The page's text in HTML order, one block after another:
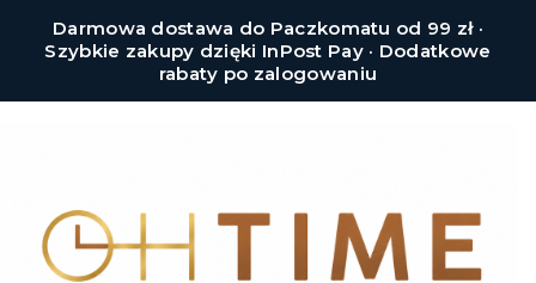
Darmowa dostawa do Paczkomatu od 99 zł ·
Szybkie zakupy dzięki InPost Pay · Dodatkowe
rabaty po zalogowaniu